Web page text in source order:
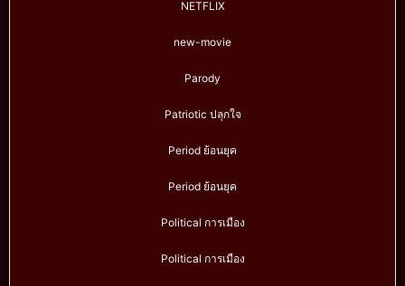
NETFLIX
new-movie
Parody
Patriotic ปลุกใจ
Period ย้อนยุค
Period ย้อนยุค
Political การเมือง
Political การเมือง